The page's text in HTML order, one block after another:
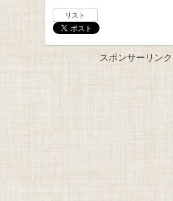
リスト
スポンサーリンク